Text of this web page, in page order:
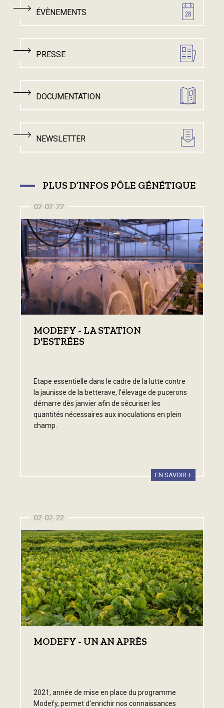
ÉVÈNEMENTS
PRESSE
DOCUMENTATION
NEWSLETTER
PLUS D’INFOS PÔLE GÉNÉTIQUE
02-02-22
MODEFY - LA STATION
D'ESTRÉES
Etape essentielle dans le cadre de la lutte contre
la jaunisse de la betterave, l'élevage de pucerons
démarre dès janvier afin de sécuriser les
quantités nécessaires aux inoculations en plein
champ.
EN SAVOIR +
02-02-22
MODEFY - UN AN APRÈS
2021, année de mise en place du programme
Modefy, permet d'enrichir nos connaissances